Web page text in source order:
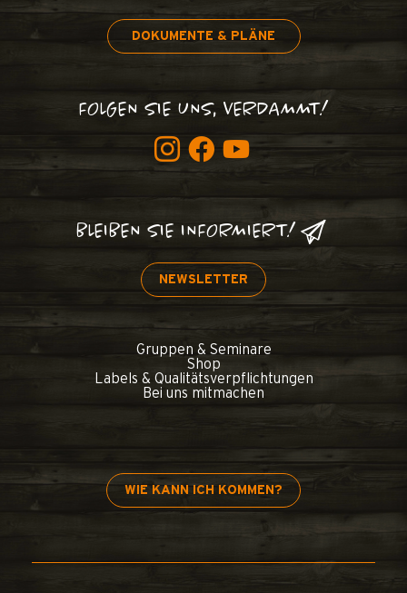
DOKUMENTE & PLÄNE
FOLGEN SIE UNS, VERDAMMT!
BLEIBEN SIE INFORMIERT!
NEWSLETTER
Gruppen & Seminare
Shop
Labels & Qualitätsverpflichtungen
Bei uns mitmachen
WIE KANN ICH KOMMEN?